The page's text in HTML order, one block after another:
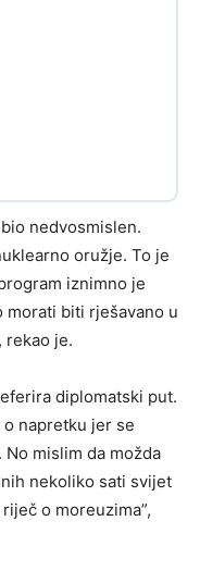
nedvosmislen.
oružje. To je
iznimno je
biti rješavano u
rekao je.
diplomatski put.
o napretku jer se
mislim da možda
nekoliko sati svijet
o moreuzima”,